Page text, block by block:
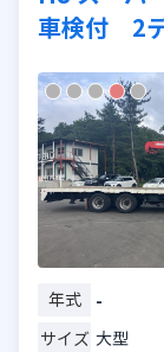
車検付 2
年式 -
サイズ 大型